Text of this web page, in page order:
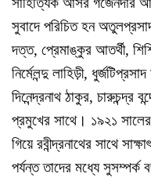
সুবাদে পরিচিত হন
দত্ত, প্রেমাঙ্কুর আতর্থী,
নির্মেলন্দু লাহিড়ী,
দিনেন্দ্রনাথ ঠাকুর, চারুচন্দ্র
প্রমুখের সাথে। ১৯২১ সালের
গিয়ে রবীন্দ্রনাথের সাথে
পর্যন্ত তাদের মধ্যে